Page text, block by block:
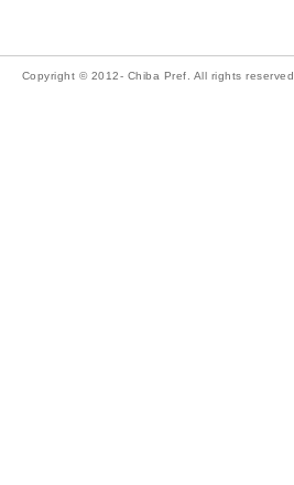
Copyright © 2012- Chiba Pref. All rights reserved.